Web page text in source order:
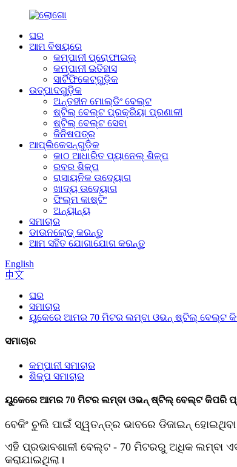
ଘର
ଆମ ବିଷୟରେ
କମ୍ପାନୀ ପ୍ରୋଫାଇଲ୍
କମ୍ପାନୀ ଇତିହାସ
ସାର୍ଟିଫିକେଟ୍‌ଗୁଡ଼ିକ
ଉତ୍ପାଦଗୁଡ଼ିକ
ଅନ୍ତହୀନ ମୋଲ୍ଡିଂ ବେଲ୍ଟ
ଷ୍ଟିଲ୍ ବେଲ୍ଟ ପ୍ରକ୍ରିୟା ପ୍ରଣାଳୀ
ଷ୍ଟିଲ୍ ବେଲ୍ଟ ସେବା
ଜିନିଷପତ୍ର
ଆପ୍ଲିକେସନ୍‌ଗୁଡ଼ିକ
କାଠ ଆଧାରିତ ପ୍ୟାନେଲ୍ ଶିଳ୍ପ
ରବର ଶିଳ୍ପ
ରାସାୟନିକ ଉଦ୍ୟୋଗ
ଖାଦ୍ୟ ଉଦ୍ୟୋଗ
ଫିଲ୍ମ କାଷ୍ଟିଂ
ଅନ୍ୟାନ୍ୟ
ସମାଚାର
ଡାଉନଲୋଡ୍ କରନ୍ତୁ
ଆମ ସହିତ ଯୋଗାଯୋଗ କରନ୍ତୁ
English
中文
ଘର
ସମାଚାର
ୟୁକେରେ ଆମର 70 ମିଟର ଲମ୍ବା ଓଭନ୍ ଷ୍ଟିଲ୍ ବେଲ୍ଟ
ସମାଚାର
କମ୍ପାନୀ ସମାଚାର
ଶିଳ୍ପ ସମାଚାର
ୟୁକେରେ ଆମର 70 ମିଟର ଲମ୍ବା ଓଭନ୍ ଷ୍ଟିଲ୍ ବେଲ୍ଟ କିପରି
ବେକିଂ ଚୁଲି ପାଇଁ ସ୍ୱତନ୍ତ୍ର ଭାବରେ ଡିଜାଇନ୍
ଏହି ପ୍ରଭାବଶାଳୀ ବେଲ୍ଟ - 70 ମିଟରରୁ ଅଧିକ ଲମ୍ବା
କରାଯାଇଥିଲା।